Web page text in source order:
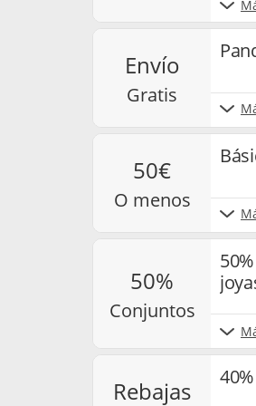
envío
gratis
50€
o menos
50%
conjuntos
rebajas